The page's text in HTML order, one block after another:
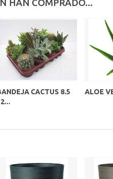
HAN COMPRADO...
CACTUS 8.5
ALOE